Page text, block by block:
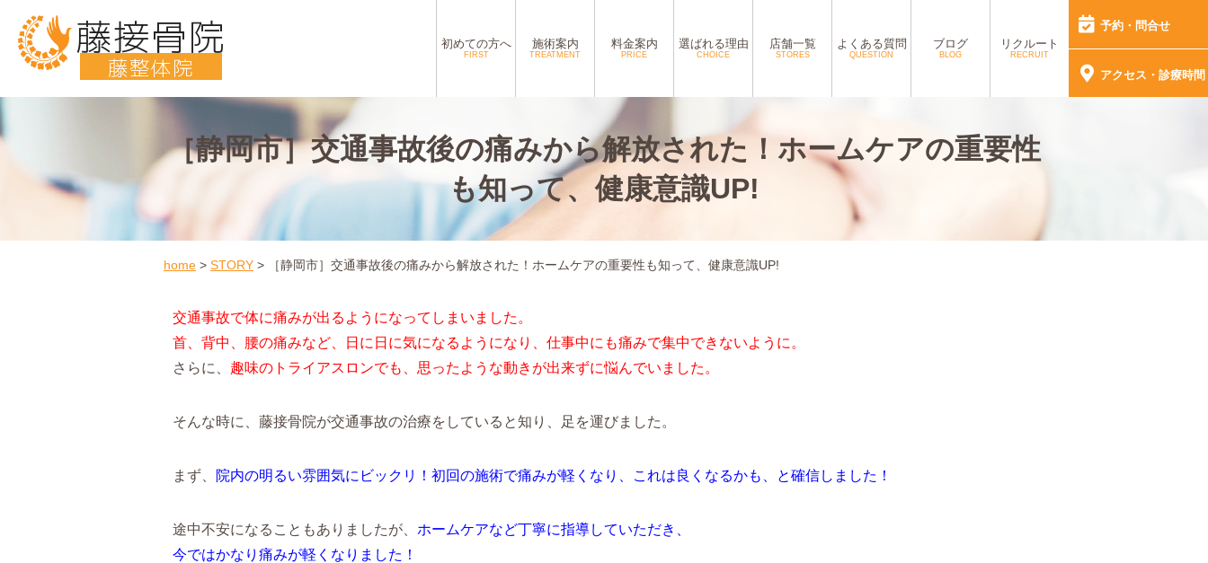
藤接骨院
藤整体院
初めての方へ
FIRST
施術案内
TREATMENT
料金案内
PRICE
選ばれる理由
CHOICE
店舗一覧
STORES
よくある質問
QUESTION
ブログ
BLOG
リクルート
RECRUIT
予約・問合せ
アクセス・診療時間
［静岡市］交通事故後の痛みから解放された！ホームケアの重要性
も知って、健康意識UP!
home > STORY > ［静岡市］交通事故後の痛みから解放された！ホームケアの重要性も知って、健康意識UP!
交通事故で体に痛みが出るようになってしまいました。
首、背中、腰の痛みなど、日に日に気になるようになり、仕事中にも痛みで集中できないように。
さらに、 趣味のトライアスロンでも、思ったような動きが出来ずに悩んでいました。
そんな時に、藤接骨院が交通事故の治療をしていると知り、足を運びました。
まず、 院内の明るい雰囲気にビックリ！初回の施術で痛みが軽くなり、これは良くなるかも、と確信しました！
途中不安になることもありましたが、 ホームケアなど丁寧に指導していただき、
今ではかなり痛みが軽くなりました！